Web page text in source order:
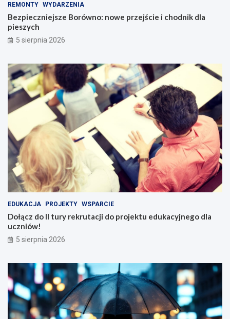
REMONTY WYDARZENIA
Bezpieczniejsze Borówno: nowe przejście i chodnik dla
pieszych
5 sierpnia 2026
EDUKACJA PROJEKTY WSPARCIE
Dołącz do II tury rekrutacji do projektu edukacyjnego dla
uczniów!
5 sierpnia 2026